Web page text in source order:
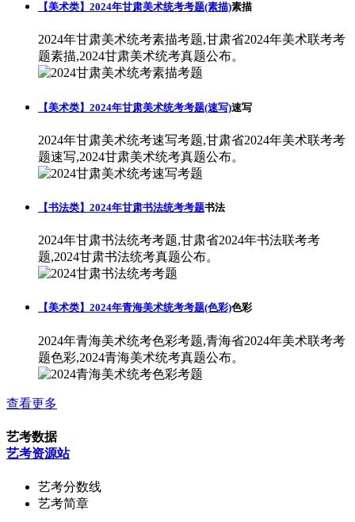
【美术类】2024年甘肃美术统考考题(素描)素描
2024年甘肃美术统考素描考题,甘肃省2024年美术联考考
题素描,2024甘肃美术统考真题公布。
【美术类】2024年甘肃美术统考考题(速写)速写
2024年甘肃美术统考速写考题,甘肃省2024年美术联考考
题速写,2024甘肃美术统考真题公布。
【书法类】2024年甘肃书法统考考题书法
2024年甘肃书法统考考题,甘肃省2024年书法联考考
题,2024甘肃书法统考真题公布。
【美术类】2024年青海美术统考考题(色彩)色彩
2024年青海美术统考色彩考题,青海省2024年美术联考考
题色彩,2024青海美术统考真题公布。
查看更多
艺考数据
艺考资源站
艺考分数线
艺考简章